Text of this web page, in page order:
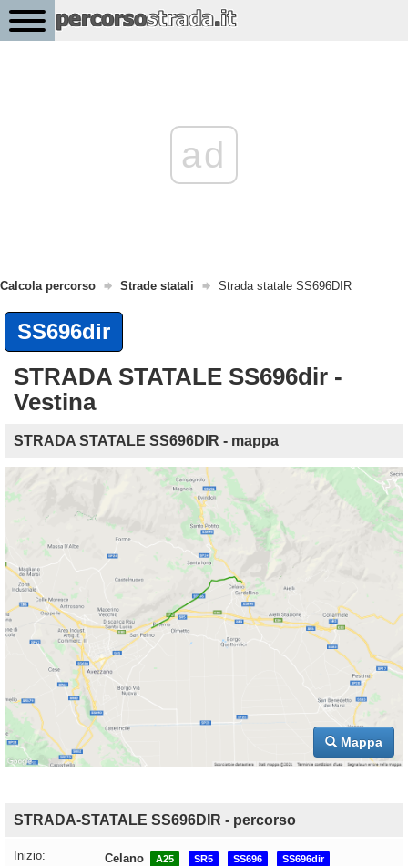
ad
Calcola percorso Strade statali Strada statale SS696DIR
SS696dir
STRADA STATALE SS696dir -
Vestina
STRADA STATALE SS696DIR - mappa
Mappa
STRADA-STATALE SS696DIR - percorso
Inizio: Celano A25 SR5 SS696 SS696dir